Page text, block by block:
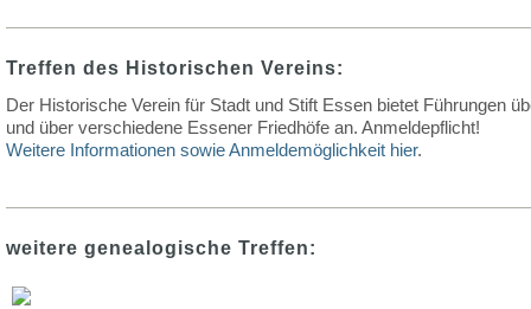
Treffen des Historischen Vereins:
Der Historische Verein für Stadt und Stift Essen bietet Führungen
und über verschiedene Essener Friedhöfe an. Anmeldepflicht!
Weitere Informationen sowie Anmeldemöglichkeit hier.
weitere genealogische Treffen: